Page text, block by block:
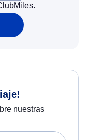
nuestras